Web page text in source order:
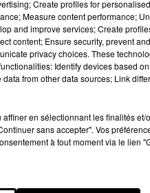
Create profiles for
Measure content performance;
and improve services; Create
content; Ensure security, prevent
privacy choices. These
Identify devices based
from other data sources; Link
en sélectionnant les finalités
sans accepter". Vos
à tout moment via le lien